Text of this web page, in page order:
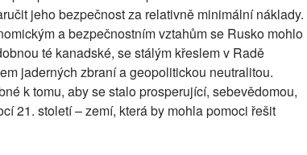
jeho bezpečnost za relativně minimální náklady.
a bezpečnostním vztahům se Rusko mohlo
té kanadské, se stálým křeslem v Radě
jaderných zbraní a geopolitickou neutralitou.
k tomu, aby se stalo prosperující, sebevědomou,
21. století – zemí, která by mohla pomoci řešit